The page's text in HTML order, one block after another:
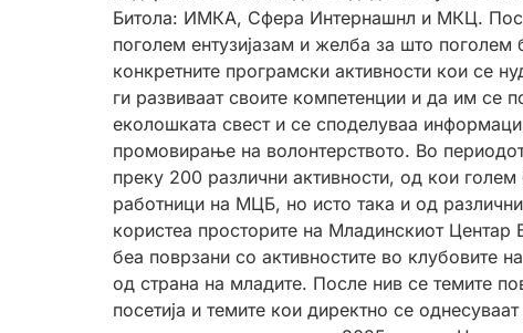
Битола: ИМКА, Сфера Интернашнл и МКЦ.
поголем ентузијазам и желба за што поголем
конкретните програмски активности кои се
ги развиваат своите компетенции и да им се
еколошката свест и се споделуваа
промовирање на волонтерството. Во
преку 200 различни активности, од кои
работници на МЦБ, но исто така и од
користеа просторите на Младинскиот Центар
беа поврзани со активностите во клубовите
од страна на младите. После нив се темите
посетија и темите кои директно се